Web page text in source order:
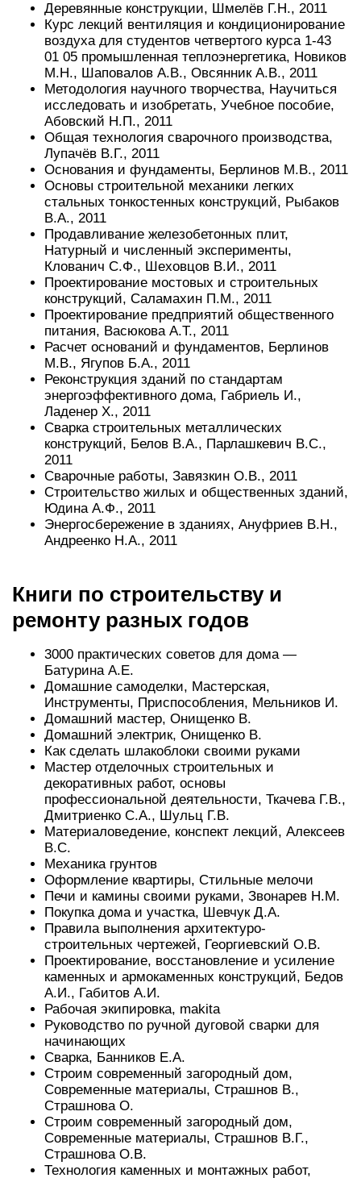
Деревянные конструкции, Шмелёв Г.Н., 2011
Курс лекций вентиляция и кондиционирование
воздуха для студентов четвертого курса 1-43
01 05 промышленная теплоэнергетика, Новиков
М.Н., Шаповалов А.В., Овсянник А.В., 2011
Методология научного творчества, Научиться
исследовать и изобретать, Учебное пособие,
Абовский Н.П., 2011
Общая технология сварочного производства,
Лупачёв В.Г., 2011
Основания и фундаменты, Берлинов М.В., 2011
Основы строительной механики легких
стальных тонкостенных конструкций, Рыбаков
В.А., 2011
Продавливание железобетонных плит,
Натурный и численный эксперименты,
Клованич С.Ф., Шеховцов В.И., 2011
Проектирование мостовых и строительных
конструкций, Саламахин П.М., 2011
Проектирование предприятий общественного
питания, Васюкова А.Т., 2011
Расчет оснований и фундаментов, Берлинов
М.В., Ягупов Б.А., 2011
Реконструкция зданий по стандартам
энергоэффективного дома, Габриель И.,
Ладенер Х., 2011
Сварка строительных металлических
конструкций, Белов В.А., Парлашкевич В.С.,
2011
Сварочные работы, Завязкин О.В., 2011
Строительство жилых и общественных зданий,
Юдина А.Ф., 2011
Энергосбережение в зданиях, Ануфриев В.Н.,
Андреенко Н.А., 2011
Книги по строительству и
ремонту разных годов
3000 практических советов для дома —
Батурина А.Е.
Домашние самоделки, Мастерская,
Инструменты, Приспособления, Мельников И.
Домашний мастер, Онищенко В.
Домашний электрик, Онищенко В.
Как сделать шлакоблоки своими руками
Мастер отделочных строительных и
декоративных работ, основы
профессиональной деятельности, Ткачева Г.В.,
Дмитриенко С.А., Шульц Г.В.
Материаловедение, конспект лекций, Алексеев
В.С.
Механика грунтов
Оформление квартиры, Стильные мелочи
Печи и камины своими руками, Звонарев Н.М.
Покупка дома и участка, Шевчук Д.А.
Правила выполнения архитектуро-
строительных чертежей, Георгиевский О.В.
Проектирование, восстановление и усиление
каменных и армокаменных конструкций, Бедов
А.И., Габитов А.И.
Рабочая экипировка, makita
Руководство по ручной дуговой сварки для
начинающих
Сварка, Банников Е.А.
Строим современный загородный дом,
Современные материалы, Страшнов В.,
Страшнова О.
Строим современный загородный дом,
Современные материалы, Страшнов В.Г.,
Страшнова О.В.
Технология каменных и монтажных работ,